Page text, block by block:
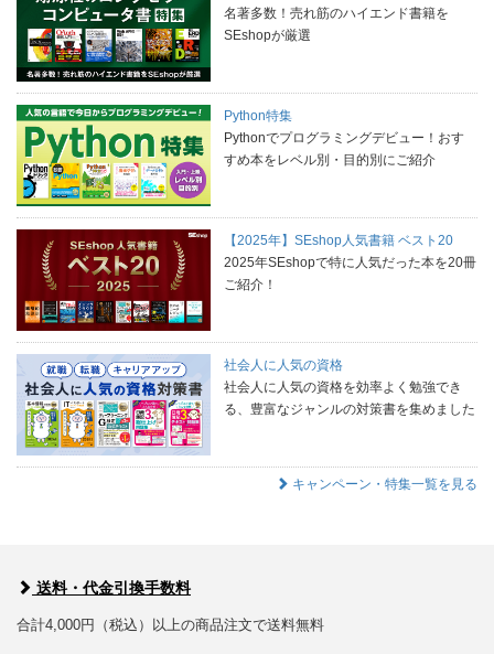
名著多数！売れ筋のハイエンド書籍を
SEshopが厳選
Python特集
Pythonでプログラミングデビュー！おす
すめ本をレベル別・目的別にご紹介
【2025年】SEshop人気書籍 ベスト20
2025年SEshopで特に人気だった本を20冊
ご紹介！
社会人に人気の資格
社会人に人気の資格を効率よく勉強でき
る、豊富なジャンルの対策書を集めました
キャンペーン・特集一覧を見る
送料・代金引換手数料
合計4,000円（税込）以上の商品注文で送料無料